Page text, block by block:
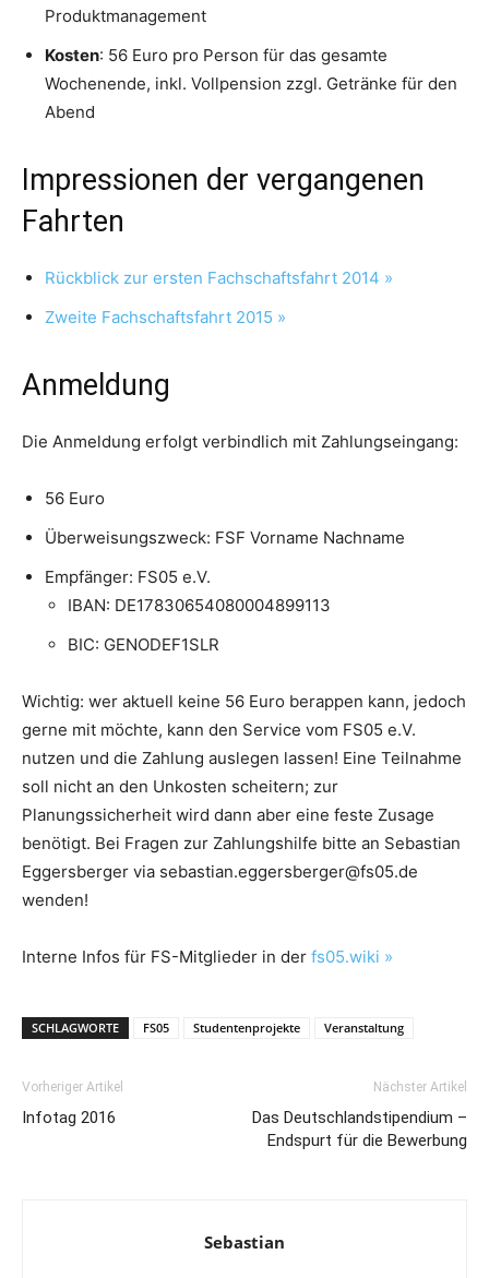
Produktmanagement
Kosten: 56 Euro pro Person für das gesamte
Wochenende, inkl. Vollpension zzgl. Getränke für den
Abend
Impressionen der vergangenen
Fahrten
Rückblick zur ersten Fachschaftsfahrt 2014 »
Zweite Fachschaftsfahrt 2015 »
Anmeldung
Die Anmeldung erfolgt verbindlich mit Zahlungseingang:
56 Euro
Überweisungszweck: FSF Vorname Nachname
Empfänger: FS05 e.V.
IBAN: DE17830654080004899113
BIC: GENODEF1SLR
Wichtig: wer aktuell keine 56 Euro berappen kann, jedoch
gerne mit möchte, kann den Service vom FS05 e.V.
nutzen und die Zahlung auslegen lassen! Eine Teilnahme
soll nicht an den Unkosten scheitern; zur
Planungssicherheit wird dann aber eine feste Zusage
benötigt. Bei Fragen zur Zahlungshilfe bitte an Sebastian
Eggersberger via sebastian.eggersberger@fs05.de
wenden!
Interne Infos für FS-Mitglieder in der fs05.wiki »
SCHLAGWORTE FS05 Studentenprojekte Veranstaltung
Vorheriger Artikel
Infotag 2016
Nächster Artikel
Das Deutschlandstipendium –
Endspurt für die Bewerbung
Sebastian